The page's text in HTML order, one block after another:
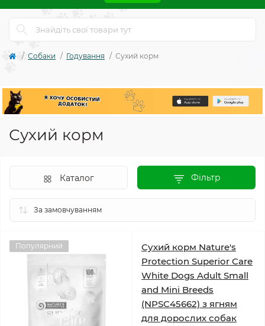
Собаки Годування Сухий корм
Сухий корм
Фільтр
Каталог
Популярний
Сухий корм Nature's
Protection Superior Care
White Dogs Adult Small
and Mini Breeds
(NPSC45662) з ягням
для дорослих собак